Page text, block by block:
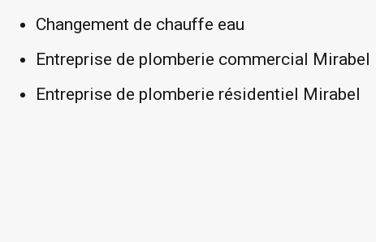
Changement de chauffe eau
Entreprise de plomberie commercial Mirabel
Entreprise de plomberie résidentiel Mirabel